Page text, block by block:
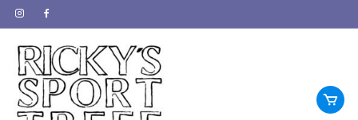
Zum
Inhalt
springen